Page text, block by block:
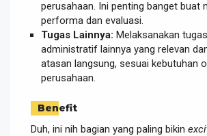
perusahaan. Ini penting banget buat
performa dan evaluasi.
Tugas Lainnya: Melaksanakan
administratif lainnya yang relevan
atasan langsung, sesuai kebutuhan
perusahaan.
Benefit
Duh, ini nih bagian yang paling bikin